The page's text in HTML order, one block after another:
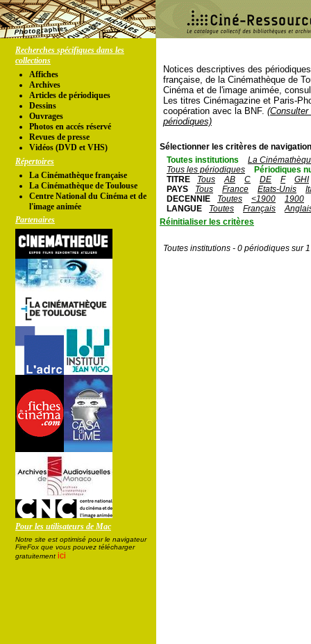
Recherches spécifiques dans les
collections
Affiches
Archives
Articles de périodiques
Dessins
Ouvrages
Photos en accés réservé
Revues de presse
Vidéos (DVD et VHS)
Répertoires
La Cinémathèque française
La Cinémathèque de Toulouse
Centre National du Cinéma et de
l'image animée
Partenaires
Pour les utilisateurs de Mac
Notre site est optimisé pour le navigateur
FireFox que vous pouvez télécharger
gratuitement ici
Notices descriptives des
française, de la Cinémathèque de
Cinéma et de l'image animée,
Les titres Cinémagazine et Paris-
coopération avec la BNF.
périodiques)
Sélectionner les critères de
Toutes institutions
La
Tous les périodiques
Périodiques
TITRE
Tous AB C DE F
GHI
PAYS
Tous France Etats-Unis
DECENNIE
Toutes <1900
1900
LANGUE
Toutes Français
Réinitialiser les critères
Toutes institutions - 0 périodiques sur